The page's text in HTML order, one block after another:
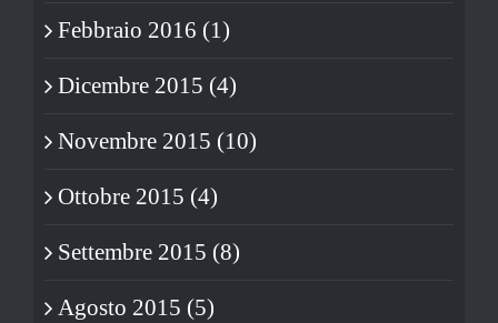
Febbraio 2016 (1)
Dicembre 2015 (4)
Novembre 2015 (10)
Ottobre 2015 (4)
Settembre 2015 (8)
Agosto 2015 (5)